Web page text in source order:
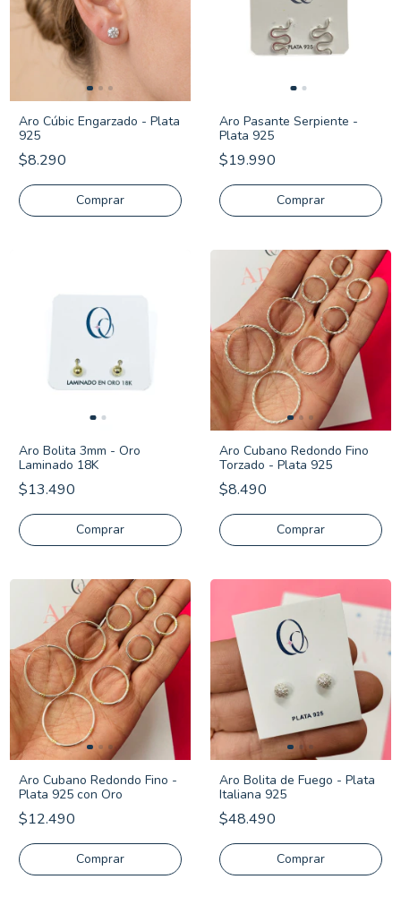
Aro Cúbic Engarzado - Plata
925
$8.290
Comprar
Aro Pasante Serpiente -
Plata 925
$19.990
Aro Bolita 3mm - Oro
Laminado 18K
$13.490
Aro Cubano Redondo Fino
Torzado - Plata 925
$8.490
Comprar
Aro Cubano Redondo Fino -
Plata 925 con Oro
$12.490
Comprar
Aro Bolita de Fuego - Plata
Italiana 925
$48.490